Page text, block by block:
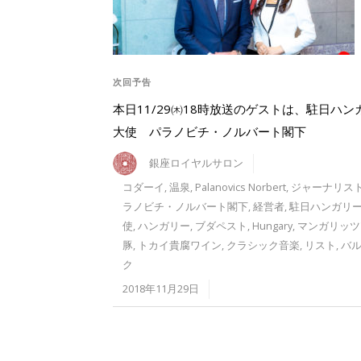
次回予告
本日11/29㈭18時放送のゲストは、駐日ハン
大使 パラノビチ・ノルバート閣下
銀座ロイヤルサロン
コダーイ,温泉, Palanovics Norbert, ジャーナリスト
ラノビチ・ノルバート閣下,経営者,駐日ハンガリ
使,ハンガリー, ブダペスト , Hungary, マンガリッ
豚, トカイ貴腐ワイン, クラシック音楽, リスト ,バ
ク
2018年11月29日